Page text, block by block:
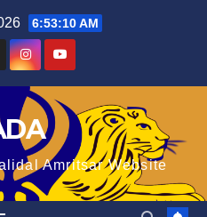
6:53:11 AM
Amritsar Website